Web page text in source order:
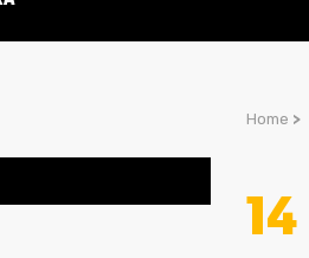
Home >